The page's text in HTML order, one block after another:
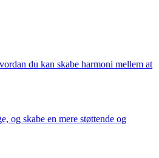
du kan skabe harmoni mellem at
og skabe en mere støttende og